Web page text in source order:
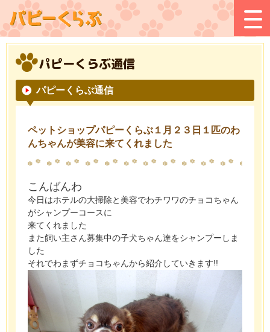
パピーくらぶ通信
パピーくらぶ通信
ペットショップパピーくらぶ１月２３日１匹のわ
んちゃんが美容に来てくれました
こんばんわ
今日はホテルの大掃除と美容でわチワワのチョコちゃん
がシャンプーコースに
来てくれました
また飼い主さん募集中の子犬ちゃん達をシャンプーしま
した
それでわまずチョコちゃんから紹介していきます!!